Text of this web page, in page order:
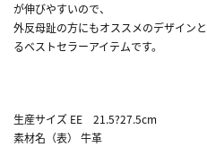
が伸びやすいので、
外反母趾の方にもオススメのデザイン
るベストセラーアイテムです。
生産サイズ EE 21.5?27.5cm
素材名（表） 牛革